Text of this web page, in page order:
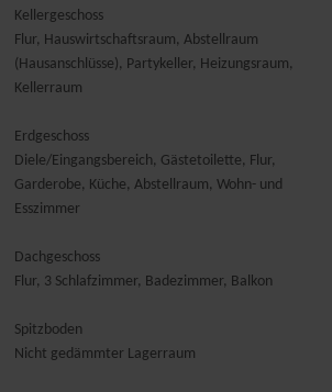
Kellergeschoss
Flur, Hauswirtschaftsraum, Abstellraum
(Hausanschlüsse), Partykeller, Heizungsraum,
Kellerraum
Erdgeschoss
Diele/Eingangsbereich, Gästetoilette, Flur,
Garderobe, Küche, Abstellraum, Wohn- und
Esszimmer
Dachgeschoss
Flur, 3 Schlafzimmer, Badezimmer, Balkon
Spitzboden
Nicht gedämmter Lagerraum